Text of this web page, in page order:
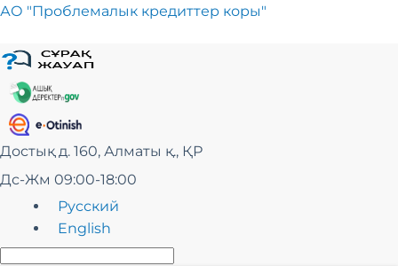
Skip
content
АО "Проблемалык кредиттер коры"
Достық д. 160, Алматы қ., ҚР
Дс-Жм 09:00-18:00
Русский
English